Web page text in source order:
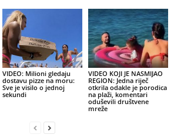
VIDEO: Milioni gledaju
dostavu pizze na moru:
Sve je visilo o jednoj
sekundi
VIDEO KOJI JE NASMIJAO
REGION: Jedna riječ
otkrila odakle je porodica
na plaži, komentari
oduševili društvene
mreže